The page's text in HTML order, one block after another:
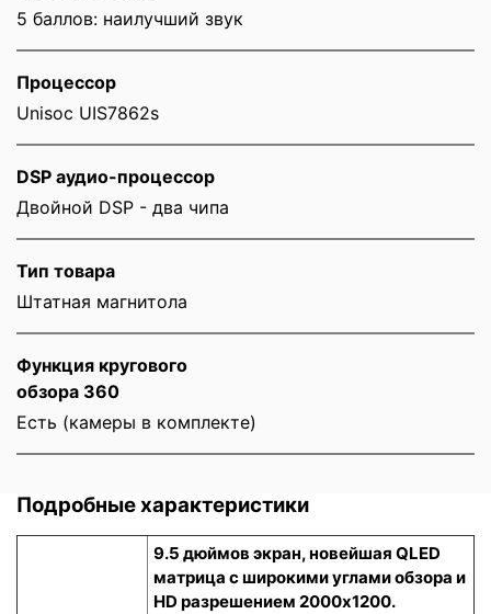
5 баллов: наилучший звук
Процессор
Unisoc UIS7862s
DSP аудио-процессор
Двойной DSP - два чипа
Тип товара
Штатная магнитола
Функция кругового
обзора 360
Есть (камеры в комплекте)
Подробные характеристики
9.5 дюймов экран, новейшая QLED
матрица с широкими углами обзора и
HD разрешением 2000x1200.